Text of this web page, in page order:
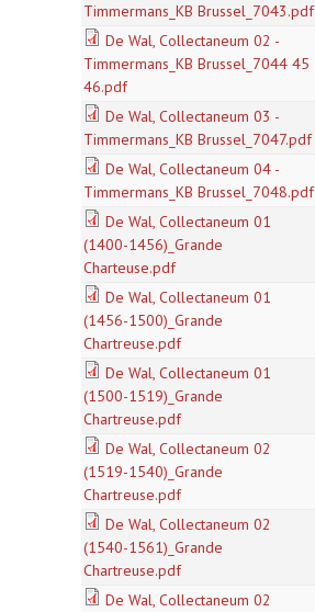
Timmermans_KB Brussel_7043.pdf
De Wal, Collectaneum 02 -
Timmermans_KB Brussel_7044 45
46.pdf
De Wal, Collectaneum 03 -
Timmermans_KB Brussel_7047.pdf
De Wal, Collectaneum 04 -
Timmermans_KB Brussel_7048.pdf
De Wal, Collectaneum 01
(1400-1456)_Grande
Charteuse.pdf
De Wal, Collectaneum 01
(1456-1500)_Grande
Chartreuse.pdf
De Wal, Collectaneum 01
(1500-1519)_Grande
Chartreuse.pdf
De Wal, Collectaneum 02
(1519-1540)_Grande
Chartreuse.pdf
De Wal, Collectaneum 02
(1540-1561)_Grande
Chartreuse.pdf
De Wal, Collectaneum 02